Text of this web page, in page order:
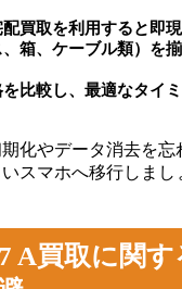
買取を利用すると即
箱、ケーブル類）を
比較し、最適なタイ
化やデータ消去を忘
スマホへ移行しまし
A買取に関